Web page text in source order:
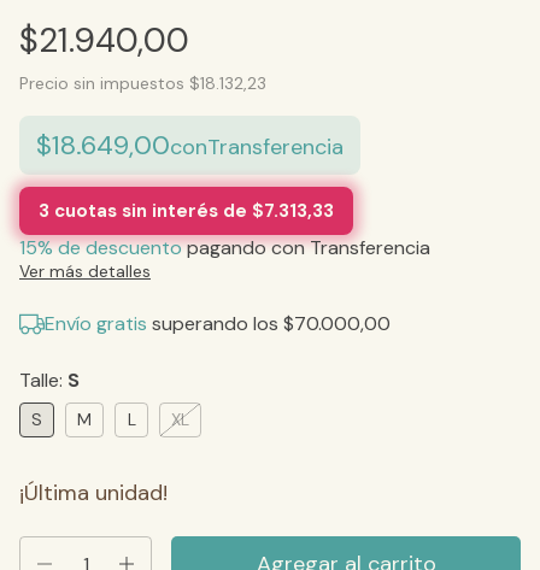
$21.940,00
Precio sin impuestos $18.132,23
$18.649,00conTransferencia
3 cuotas sin interés de $7.313,33
15% de descuentopagando con Transferencia
Ver más detalles
Envío gratis superando los$70.000,00
Talle: S
S M L XL
¡Última unidad!